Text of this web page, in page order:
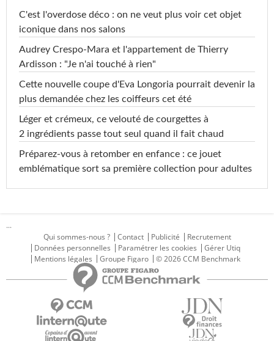
C'est l'overdose déco : on ne veut plus voir cet objet
iconique dans nos salons
Audrey Crespo-Mara et l'appartement de Thierry
Ardisson : "Je n'ai touché à rien"
Cette nouvelle coupe d'Eva Longoria pourrait devenir la
plus demandée chez les coiffeurs cet été
Léger et crémeux, ce velouté de courgettes à
2 ingrédients passe tout seul quand il fait chaud
Préparez-vous à retomber en enfance : ce jouet
emblématique sort sa première collection pour adultes
...
Qui sommes-nous ?
Contact Publicité
Recrutement
Données personnelles
Paramétrer les cookies
Gérer Utiq
Mentions légales
Groupe Figaro © 2026 CCM Benchmark